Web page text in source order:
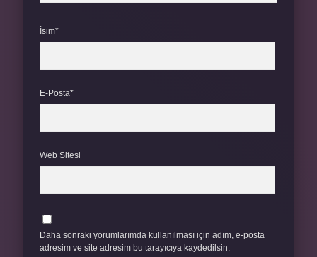
İsim*
E-Posta*
Web Sitesi
Daha sonraki yorumlarımda kullanılması için adım, e-posta
adresim ve site adresim bu tarayıcıya kaydedilsin.